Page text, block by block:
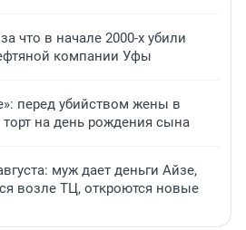
что в начале 2000-х убили
компании Уфы
перед убийством жены в
торт на день рождения сына
муж дает деньги Айзе,
возле ТЦ, откроются новые